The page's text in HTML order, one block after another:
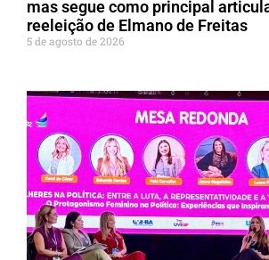
mas segue como principal
reeleição de Elmano de Freitas
5 de agosto de 2026